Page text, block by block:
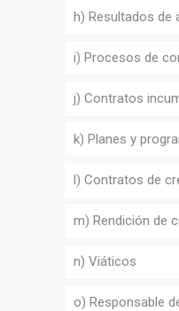
h) Resultados de
i) Procesos de
j) Contratos
k) Planes y
l) Contratos de
m) Rendición de
n) Viáticos
o) Responsable